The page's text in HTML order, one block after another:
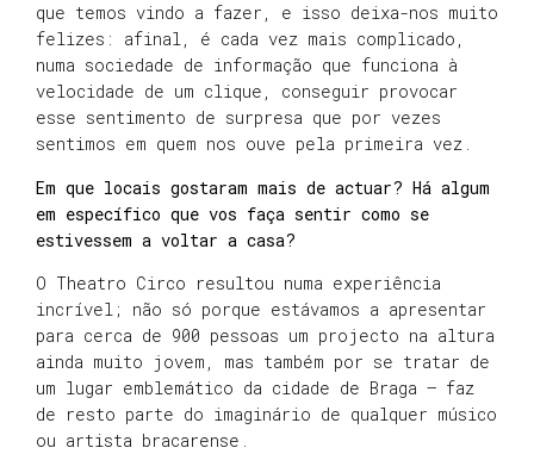
que temos vindo a fazer, e isso deixa-nos muito
felizes: afinal, é cada vez mais complicado,
numa sociedade de informação que funciona à
velocidade de um clique, conseguir provocar
esse sentimento de surpresa que por vezes
sentimos em quem nos ouve pela primeira vez.
Em que locais gostaram mais de actuar? Há algum
em específico que vos faça sentir como se
estivessem a voltar a casa?
O Theatro Circo resultou numa experiência
incrível; não só porque estávamos a apresentar
para cerca de 900 pessoas um projecto na altura
ainda muito jovem, mas também por se tratar de
um lugar emblemático da cidade de Braga – faz
de resto parte do imaginário de qualquer músico
ou artista bracarense.